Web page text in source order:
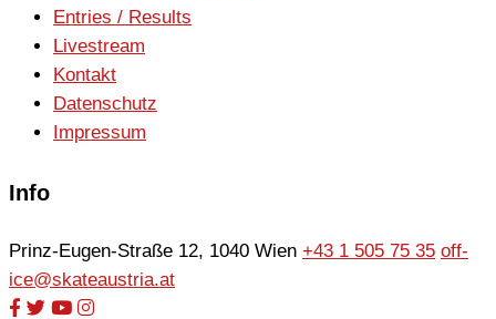
Entries / Results
Livestream
Kontakt
Datenschutz
Impressum
Info
Prinz-Eugen-Straße 12, 1040 Wien +43 1 505 75 35 off-
ice@skateaustria.at